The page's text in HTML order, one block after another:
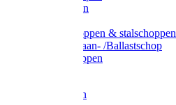
Schepbatsen
Ballastschoppen & stalschoppen
Slijtsrip Graan- /Ballastschop
Graanschoppen
Hooivorken